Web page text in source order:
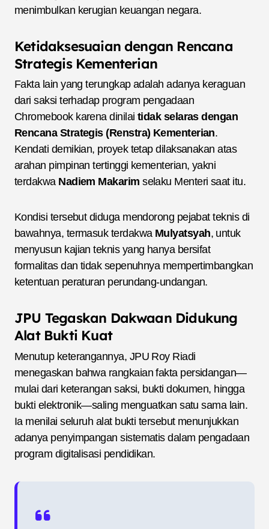
menimbulkan kerugian keuangan negara.
Ketidaksesuaian dengan Rencana
Strategis Kementerian
Fakta lain yang terungkap adalah adanya keraguan
dari saksi terhadap program pengadaan
Chromebook karena dinilai tidak selaras dengan
Rencana Strategis (Renstra) Kementerian.
Kendati demikian, proyek tetap dilaksanakan atas
arahan pimpinan tertinggi kementerian, yakni
terdakwa Nadiem Makarim selaku Menteri saat itu.
Kondisi tersebut diduga mendorong pejabat teknis di
bawahnya, termasuk terdakwa Mulyatsyah, untuk
menyusun kajian teknis yang hanya bersifat
formalitas dan tidak sepenuhnya mempertimbangkan
ketentuan peraturan perundang-undangan.
JPU Tegaskan Dakwaan Didukung
Alat Bukti Kuat
Menutup keterangannya, JPU Roy Riadi
menegaskan bahwa rangkaian fakta persidangan—
mulai dari keterangan saksi, bukti dokumen, hingga
bukti elektronik—saling menguatkan satu sama lain.
Ia menilai seluruh alat bukti tersebut menunjukkan
adanya penyimpangan sistematis dalam pengadaan
program digitalisasi pendidikan.